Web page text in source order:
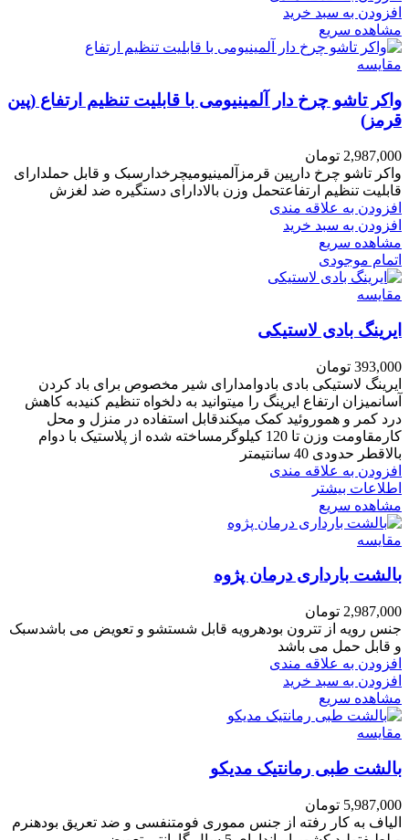
افزودن به سبد خرید
مشاهده سریع
مقایسه
واکر تاشو چرخ دار آلمینیومی با قابلیت تنظیم ارتفاع (پین
قرمز)
2,987,000 تومان
واکر تاشو چرخ دارپین قرمزآلمینیومیچرخدارسبک و قابل حملدارای
قابلیت تنظیم ارتفاعتحمل وزن بالادارای دستگیره ضد لغزش
افزودن به علاقه مندی
افزودن به سبد خرید
مشاهده سریع
اتمام موجودی
مقایسه
ایرینگ بادی لاستیکی
393,000 تومان
ایرینگ لاستیکی بادی بادوامدارای شیر مخصوص برای باد کردن
آسانمیزان ارتفاع ایرینگ را میتوانید به دلخواه تنظیم کنیدبه کاهش
درد کمر و هموروئید کمک میکندقابل استفاده در منزل و محل
کارمقاومت وزن تا 120 کیلوگرمساخته شده از پلاستیک با دوام
بالاقطر حدودی 40 سانتیمتر
افزودن به علاقه مندی
اطلاعات بیشتر
مشاهده سریع
مقایسه
بالشت بارداری درمان پژوه
2,987,000 تومان
جنس رویه از تترون بودهرویه قابل شستشو و تعویض می باشدسبک
و قابل حمل می باشد
افزودن به علاقه مندی
افزودن به سبد خرید
مشاهده سریع
مقایسه
بالشت طبی رمانتیک مدیکو
5,987,000 تومان
الیاف به کار رفته از جنس مموری فومتنفسی و ضد تعریق بودهنرم